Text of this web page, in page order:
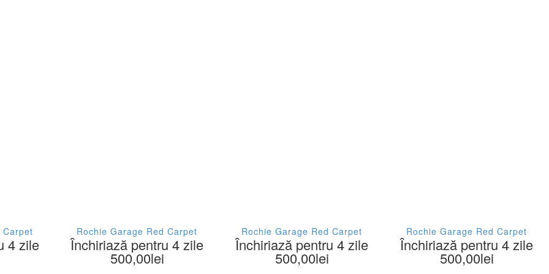
Rosu
Carpet
4 zile
Rochie Garage Red Carpet
Închiriază pentru 4 zile
500,00lei
Rochie Garage Red Carpet
Închiriază pentru 4 zile
500,00lei
Rochie Garage Red Carpet
Închiriază pentru 4 zile
500,00lei